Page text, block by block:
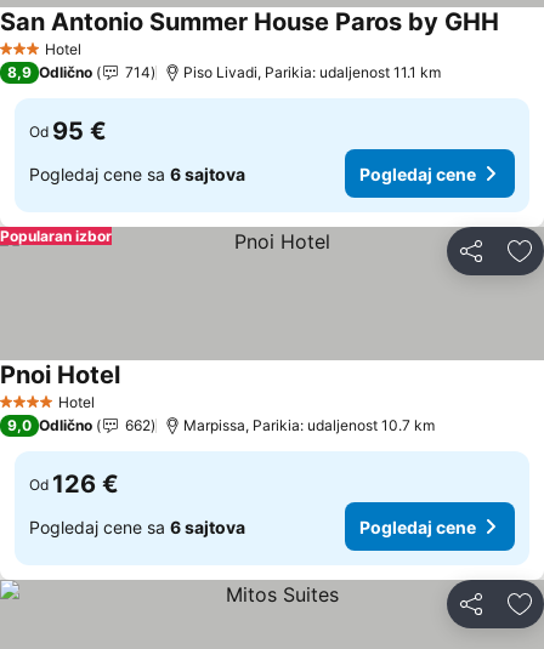
3 Zvezdice
Hotel
San Antonio Summer House Paros by GHH
8,9 Odlično 714 Piso Livadi, Parikia: udaljenost 11.1 km
Od 95 €
Pogledaj cene sa 6 sajtova Pogledaj cene
Deli
Popularan izbor
4 ZvezdiceHotel
Pnoi Hotel
9,0 Odlično 662 Marpissa, Parikia: udaljenost 10.7 km
Od 126 €
Pogledaj cene sa 6 sajtova Pogledaj cene
Deli